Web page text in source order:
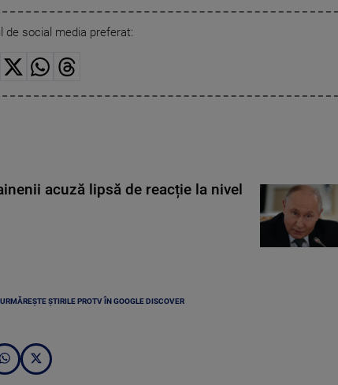
de social media preferat:
acuză lipsă de reacție la nivel
URMĂREȘTE ȘTIRILE PROTV ÎN GOOGLE DISCOVER